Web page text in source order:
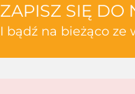
ZAPISZ SIĘ DO
I bądź na bieżąco